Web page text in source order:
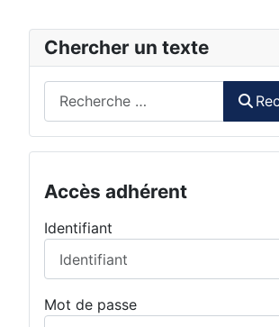
Chercher un texte
Accès adhérent
Identifiant
Mot de passe